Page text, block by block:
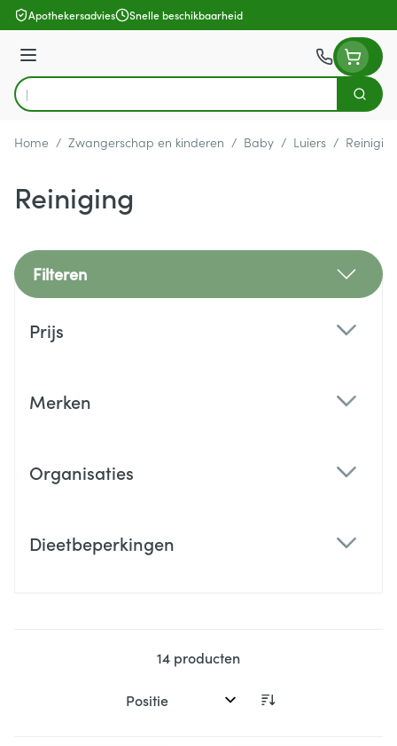
Ga naar de inhoud
Apothekersadvies Snelle beschikbaarheid
Menu
Product, merk, categorie...
Zoek
Home / Zwangerschap en kinderen / Baby / Luiers /
Reiniging
Filteren
Prijs
Merken
Organisaties
Dieetbeperkingen
14 producten
Sorteer op: